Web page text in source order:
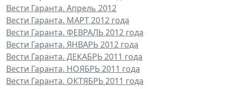
Вести Гаранта. Апрель 2012
Вести Гаранта. МАРТ 2012 года
Вести Гаранта. ФЕВРАЛЬ 2012 года
Вести Гаранта. ЯНВАРЬ 2012 года
Вести Гаранта. ДЕКАБРЬ 2011 года
Вести Гаранта. НОЯБРЬ 2011 года
Вести Гаранта. ОКТЯБРЬ 2011 года